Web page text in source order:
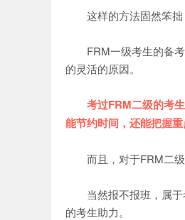
这样的方法固然笨拙
FRM一级考生的备考
的灵活的原因。
考过FRM二级的考生
能节约时间，还能把握重
而且，对于FRM二级
当然报不报班，属于
的考生助力。